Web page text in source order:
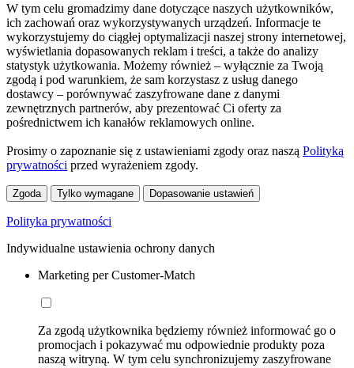
W tym celu gromadzimy dane dotyczące naszych użytkowników,
ich zachowań oraz wykorzystywanych urządzeń. Informacje te
wykorzystujemy do ciągłej optymalizacji naszej strony internetowej,
wyświetlania dopasowanych reklam i treści, a także do analizy
statystyk użytkowania. Możemy również – wyłącznie za Twoją
zgodą i pod warunkiem, że sam korzystasz z usług danego
dostawcy – porównywać zaszyfrowane dane z danymi
zewnętrznych partnerów, aby prezentować Ci oferty za
pośrednictwem ich kanałów reklamowych online.
Prosimy o zapoznanie się z ustawieniami zgody oraz naszą Polityką
prywatności przed wyrażeniem zgody.
Zgoda Tylko wymagane Dopasowanie ustawień
Polityka prywatności
Indywidualne ustawienia ochrony danych
Marketing per Customer-Match
Za zgodą użytkownika będziemy również informować go o
promocjach i pokazywać mu odpowiednie produkty poza
naszą witryną. W tym celu synchronizujemy zaszyfrowane